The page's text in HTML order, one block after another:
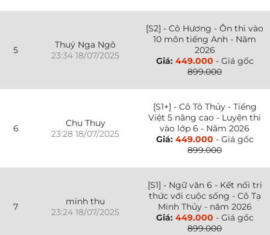
5
Thuý Nga Ngô
23:34 18/07/2025
[S2] - Cô Hương - Ôn thi vào
10 môn tiếng Anh - Năm
2026
Giá: 449.000 - Giá gốc
899.000
6
Chu Thuy
23:28 18/07/2025
[S1+] - Cô Tô Thủy - Tiếng
Việt 5 nâng cao - Luyện thi
vào lớp 6 - Năm 2026
Giá: 449.000 - Giá gốc
899.000
7
minh thu
23:24 18/07/2025
[S1] - Ngữ văn 6 - Kết nối tri
thức với cuộc sống - Cô Tạ
Minh Thủy - năm 2026
Giá: 449.000 - Giá gốc
899.000